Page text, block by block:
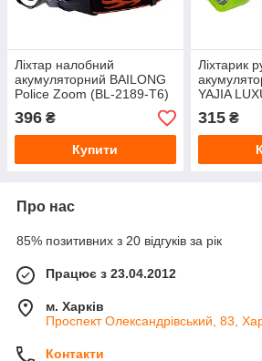
Ліхтар налобний
акумуляторний BAILONG
Police Zoom (BL-2189-T6)
USB 2x18650, Cree T6 7W
/ 800 Лм
396 ₴
Купити
Ліхтарик
YAJIA
220В,
100 Лм
315₴
Про нас
85% позитивних з 20 відгуків за рік
Працює з 23.04.2012
м. Харків
Проспект Олександрівський, 83,
Контакти